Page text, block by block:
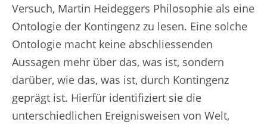
Versuch, Martin Heideggers Philosophie als eine
Ontologie der Kontingenz zu lesen. Eine solche
Ontologie macht keine abschliessenden
Aussagen mehr über das, was ist, sondern
darüber, wie das, was ist, durch Kontingenz
geprägt ist. Hierfür identifiziert sie die
unterschiedlichen Ereignisweisen von Welt,